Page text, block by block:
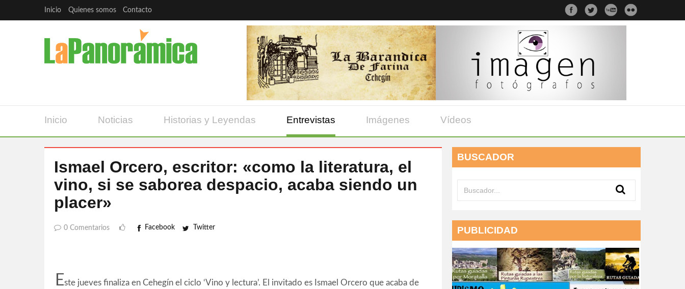
Inicio Quienes somos Contacto
Inicio Noticias Historias y Leyendas Entrevistas Imágenes Vídeos
Ismael Orcero, escritor: «como la literatura, el
vino, si se saborea despacio, acaba siendo un
placer»
0 Comentarios Facebook Twitter
Este jueves finaliza en Cehegín el ciclo ‘Vino y lectura’. El invitado es Ismael Orcero que acaba de
BUSCADOR
PUBLICIDAD